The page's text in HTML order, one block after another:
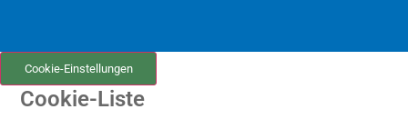
Cookie-Einstellungen
Cookie-Liste